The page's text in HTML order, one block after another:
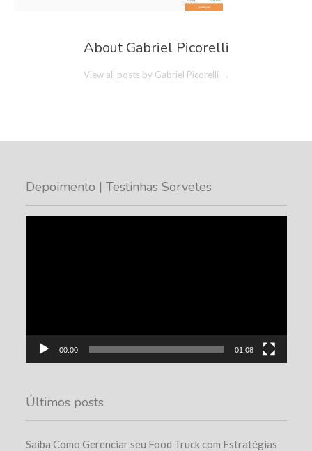
About Gabriel Picorelli
View all posts by Gabriel Picorelli →
Depoimento | Testinhas Sorvetes
00:00 01:08
Últimos posts
Saiba Como Gerenciar seu Food Truck com Estratégias